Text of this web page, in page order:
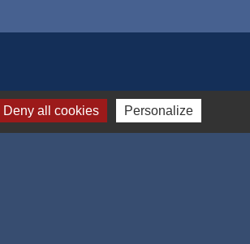
Deny all cookies Personalize